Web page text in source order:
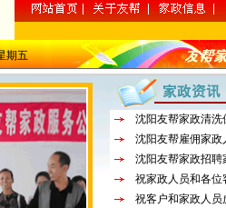
期五
沈阳友帮家政清
沈阳友帮雇佣家政
沈阳友帮家政招聘
祝家政人员和各位
祝客户和家政人员